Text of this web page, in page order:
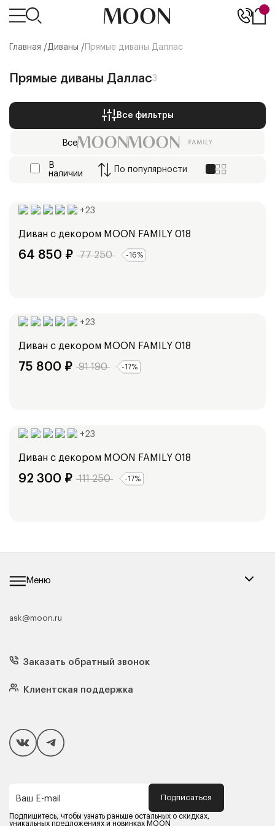
Главная /Диваны / Прямые диваны Даллас
Прямые диваны Даллас3
Все фильтры
Все
В
наличии
По популярности
+23
Диван с декором MOON FAMILY 018
64 850 ₽ 77 250 -16%
+23
Диван с декором MOON FAMILY 018
75 800 ₽ 91 190 -17%
+23
Диван с декором MOON FAMILY 018
92 300 ₽ 111 250 -17%
Меню
Каталог мебели
Кресла
Матрасы
Подушки
Чехлы и наматрасники
Покупателям
Способы оплаты
Компания MOON
Оферта
ask@moon.ru
Заказать обратный звонок
Клиентская поддержка
Ваш E-mail Подписаться
Подпишитесь, чтобы узнать раньше остальных о скидках,
уникальных предложениях и новинках MOON